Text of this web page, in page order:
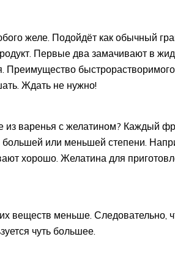
желе. Подойдёт как обычный
Первые два замачивают в
Преимущество
Ждать не нужно!
из варенья с желатином? Каждый
или меньшей степени.
хорошо. Желатина для
веществ меньше. Следовательно,
чуть большее.